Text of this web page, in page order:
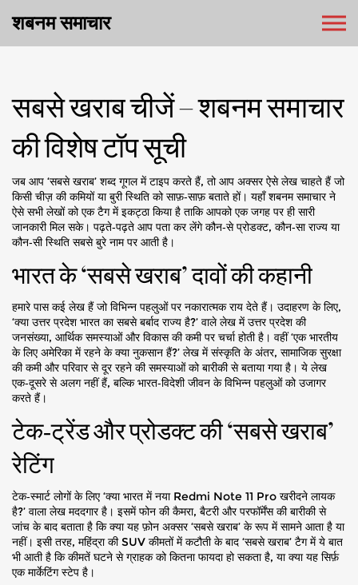
शबनम समाचार
सबसे खराब चीजें – शबनम समाचार
की विशेष टॉप सूची
जब आप ‘सबसे खराब’ शब्द गूगल में टाइप करते हैं, तो आप अक्सर ऐसे लेख चाहते हैं जो
किसी चीज़ की कमियों या बुरी स्थिति को साफ़‑साफ़ बताते हों। यहाँ शबनम समाचार ने
ऐसे सभी लेखों को एक टैग में इकट्ठा किया है ताकि आपको एक जगह पर ही सारी
जानकारी मिल सके। पढ़ते‑पढ़ते आप पता कर लेंगे कौन‑से प्रोडक्ट, कौन‑सा राज्य या
कौन‑सी स्थिति सबसे बुरे नाम पर आती है।
भारत के ‘सबसे खराब’ दावों की कहानी
हमारे पास कई लेख हैं जो विभिन्न पहलुओं पर नकारात्मक राय देते हैं। उदाहरण के लिए,
‘क्या उत्तर प्रदेश भारत का सबसे बर्बाद राज्य है?’ वाले लेख में उत्तर प्रदेश की
जनसंख्या, आर्थिक समस्याओं और विकास की कमी पर चर्चा होती है। वहीं ‘एक भारतीय
के लिए अमेरिका में रहने के क्या नुकसान हैं?’ लेख में संस्कृति के अंतर, सामाजिक सुरक्षा
की कमी और परिवार से दूर रहने की समस्याओं को बारीकी से बताया गया है। ये लेख
एक‑दूसरे से अलग नहीं हैं, बल्कि भारत‑विदेशी जीवन के विभिन्न पहलुओं को उजागर
करते हैं।
टेक‑ट्रेंड और प्रोडक्ट की ‘सबसे खराब’
रेटिंग
टेक‑स्मार्ट लोगों के लिए ‘क्या भारत में नया Redmi Note 11 Pro खरीदने लायक
है?’ वाला लेख मददगार है। इसमें फोन की कैमरा, बैटरी और परफॉर्मेंस की बारीकी से
जांच के बाद बताता है कि क्या यह फ़ोन अक्सर ‘सबसे खराब’ के रूप में सामने आता है या
नहीं। इसी तरह, महिंद्रा की SUV कीमतों में कटौती के बाद ‘सबसे खराब’ टैग में ये बात
भी आती है कि कीमतें घटने से ग्राहक को कितना फायदा हो सकता है, या क्या यह सिर्फ़
एक मार्केटिंग स्टेप है।